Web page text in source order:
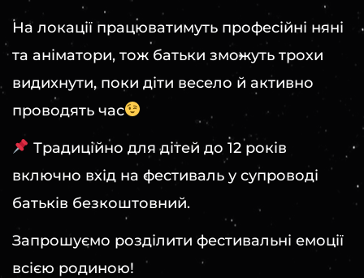
На локації працюватимуть професійні няні
та аніматори, тож батьки зможуть трохи
видихнути, поки діти весело й активно
проводять час
Традиційно для дітей до 12 років
включно вхід на фестиваль у супроводі
батьків безкоштовний.
Запрошуємо розділити фестивальні емоції
всією родиною!